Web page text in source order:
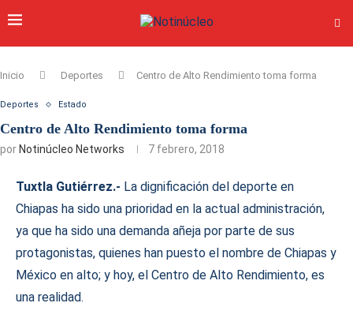
Inicio Deportes Centro de Alto Rendimiento toma forma
Deportes Estado
Centro de Alto Rendimiento toma forma
por Notinúcleo Networks 7 febrero, 2018
Tuxtla Gutiérrez.- La dignificación del deporte en
Chiapas ha sido una prioridad en la actual administración,
ya que ha sido una demanda añeja por parte de sus
protagonistas, quienes han puesto el nombre de Chiapas y
México en alto; y hoy, el Centro de Alto Rendimiento, es
una realidad.